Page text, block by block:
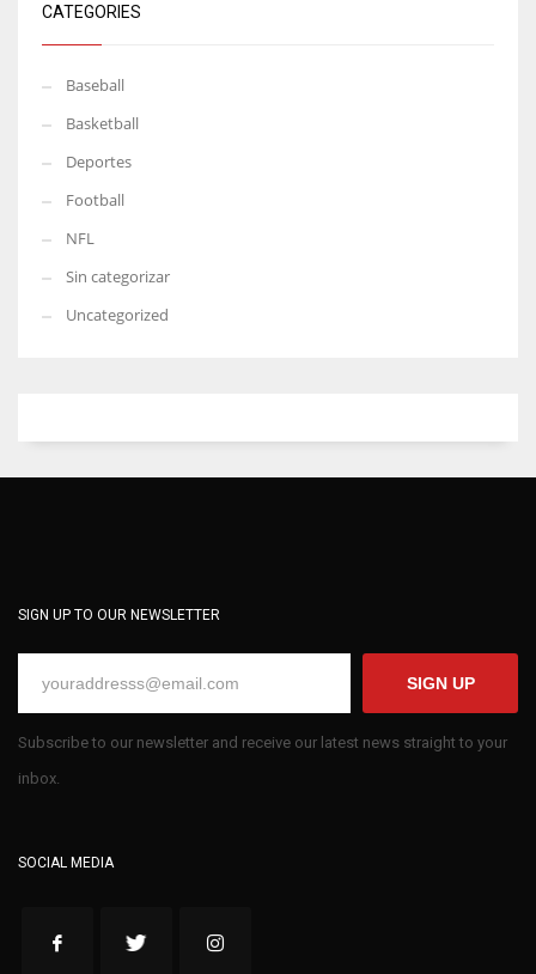
CATEGORIES
Baseball
Basketball
Deportes
Football
NFL
Sin categorizar
Uncategorized
SIGN UP TO OUR NEWSLETTER
SIGN UP
Subscribe to our newsletter and receive our latest news straight to your
inbox.
SOCIAL MEDIA